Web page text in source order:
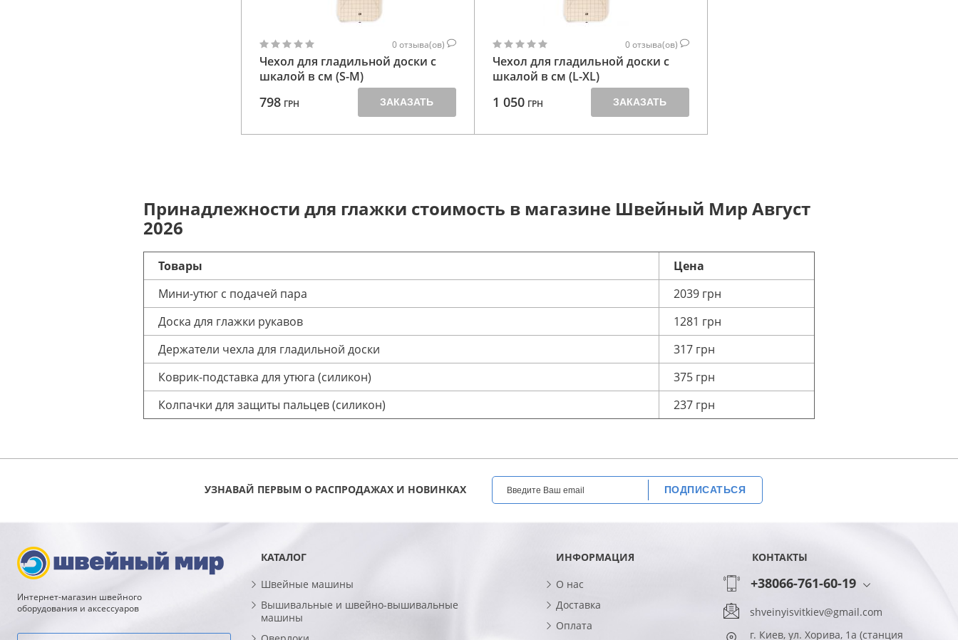
0отзыва(ов)
Чехол для гладильной доски с
шкалой в см (S-M)
798 ГРН ЗАКАЗАТЬ
0отзыва(ов)
Чехол для гладильной доски с
шкалой в см (L-XL)
1 050 ГРН ЗАКАЗАТЬ
Принадлежности для глажки стоимость в магазине Швейный Мир Август
2026
Товары
Цена
Мини-утюг с подачей пара
2039 грн
Доска для глажки рукавов
1281 грн
Держатели чехла для гладильной доски
317 грн
Коврик-подставка для утюга (силикон)
375 грн
Колпачки для защиты пальцев (силикон)
237 грн
УЗНАВАЙ ПЕРВЫМ О РАСПРОДАЖАХ И НОВИНКАХ ПОДПИСАТЬСЯ
Интернет-магазин швейного
оборудования и аксессуаров
КАТАЛОГ
Швейные машины
Вышивальные и швейно-вышивальные
машины
ИНФОРМАЦИЯ
О нас
Доставка
Оплата
КОНТАКТЫ
+38066-761-60-19
shveinyisvitkiev@gmail.com
г. Киев, ул. Хорива, 1а (станция